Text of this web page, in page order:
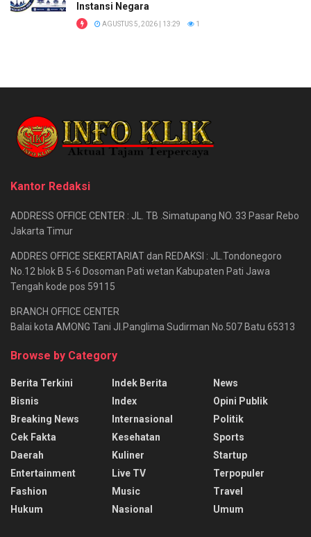
Instansi Negara
AGUSTUS 5, 2026 | 13:29 1
Kantor Redaksi
ADDRESS OFFICE CENTER : JL. TB .Simatupang NO. 33 Pasar Rebo
Jakarta Timur
ADDRES OFFICE SEKERTARIAT dan REDAKSI : JL.Tondonegoro
No.12 blok B 5-6 Dosoman Pati wetan Kabupaten Pati Jawa
Tengah kode pos 59115
BRANCH OFFICE CENTER
Balai kota AMONG Tani Jl.Panglima Sudirman No.507 Batu 65313
Browse by Category
Berita Terkini
Bisnis
Breaking News
Cek Fakta
Daerah
Entertainment
Fashion
Hukum
Indek Berita
Index
Internasional
Kesehatan
Kuliner
Live TV
Music
Nasional
News
Opini Publik
Politik
Sports
Startup
Terpopuler
Travel
Umum